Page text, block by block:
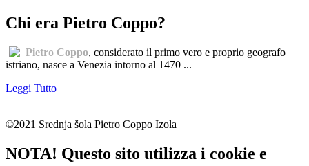
Chi era Pietro Coppo?
Pietro Coppo, considerato il primo vero e proprio geografo
istriano, nasce a Venezia intorno al 1470 ...
Leggi Tutto
©2021 Srednja šola Pietro Coppo Izola
NOTA! Questo sito utilizza i cookie e